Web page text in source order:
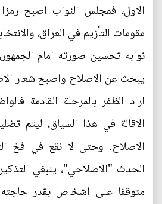
الاول، فمجلس النواب اصبح
مقومات التأزيم في العراق،
نوابه تحسين صورته امام
يبحث عن الاصلاح واصبح شعار
اراد الظفر بالمرحلة القادمة
الاقالة في هذا السياق، ليتم
الاصلاح. وحتى لا نقع في فخ
الحدث "الاصلاحي"، ينبغي
متوقفا على اشخاص بقدر